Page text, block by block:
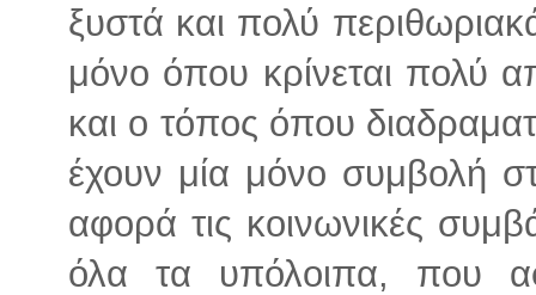
ξυστά και πολύ
μόνο όπου κρίνεται πολύ
και ο τόπος όπου
έχουν μία μόνο συμβολή
αφορά τις κοινωνικές
όλα τα υπόλοιπα, που